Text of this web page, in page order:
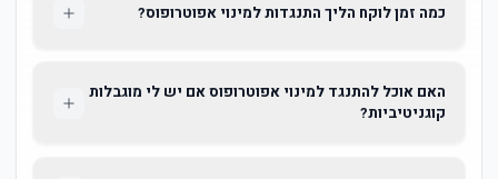
כמה זמן לוקח הליך התנגדות למינוי אפוטרופוס?
האם אוכל להתנגד למינוי אפוטרופוס אם יש לי מוגבלות
קוגניטיביות?